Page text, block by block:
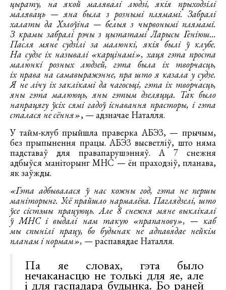
цырату, на якой малявалі людзі, якія прыходзілі
маляваць — яна была з рознымі плямамі. Забралі
халаты да Хэлоўіна — белыя з чырвонымі плямамі.
З крамы забралі рэчы з цытатамі Ларысы Геніюш...
Пасля мяне судзілі за малюнкі, якія былі ў клубе.
На судзе іх называлі «карцінамі», хаця гэта проста
малюнкі розных людзей, гэта была іх творчасць,
іх права на самавыражэнне, пра што я казала у судзе.
Я не лічу іх заклікамі да чагосьці, гэта іх творчасць,
яны гэта малююць, яны гэтым дзеляцца. Так было
напрацягу ўсіх сямі гадоў існавання прасторы, і гэта
сталася не сёння», — адзначае Наталля.
У тайм-клуб прыйшла праверка АБЭЗ, — прычым,
без прыпынення працы. АБЭЗ высветліў, што няма
падставаў для правапарушэнняў. А 7 снежня
адбыўся маніторынг МНС — ён праходзіў, планава,
як заўжды.
«Гэта адбывалася ў нас кожны год, гэта не першы
маніторынг. Усё прайшло нармалёва. Паглядзелі, што
ўсе сістэмы працуюць. Але 8 снежня мяне выклікалі
ў МНС і выдалі нам такую «прапанову», — каб
мы спынілі працу, бо будынак не адпавядае нейкім
планам і нормам», — распавядае Наталля.
Па яе словах, гэта было
нечаканасцю не толькі для яе, але
і для гаспадара будынка. Бо раней